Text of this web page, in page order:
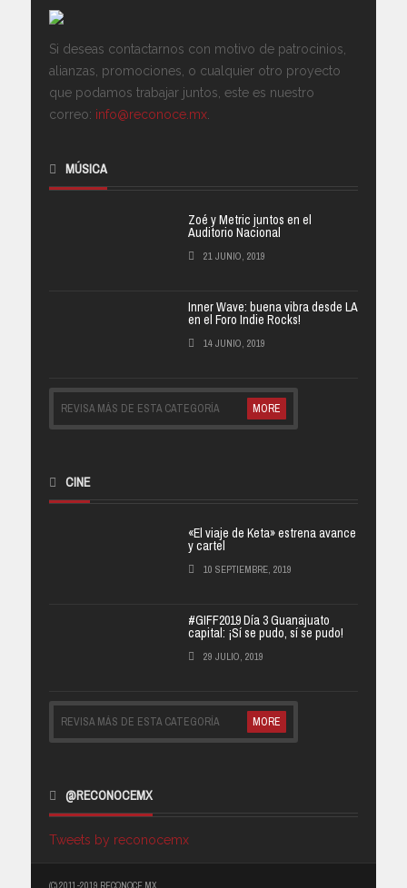
Si deseas contactarnos con motivo de patrocinios,
alianzas, promociones, o cualquier otro proyecto
que podamos trabajar juntos, este es nuestro
correo: info@reconoce.mx
MÚSICA
Zoé y Metric juntos en el
Auditorio Nacional
21 JUNIO, 2019
Inner Wave: buena vibra desde LA
en el Foro Indie Rocks!
14 JUNIO, 2019
REVISA MÁS DE ESTA CATEGORÍA MORE
CINE
«El viaje de Keta» estrena avance
y cartel
10 SEPTIEMBRE, 2019
#GIFF2019 Día 3 Guanajuato
capital: ¡Sí se pudo, sí se pudo!
29 JULIO, 2019
REVISA MÁS DE ESTA CATEGORÍA MORE
@RECONOCEMX
Tweets by reconocemx